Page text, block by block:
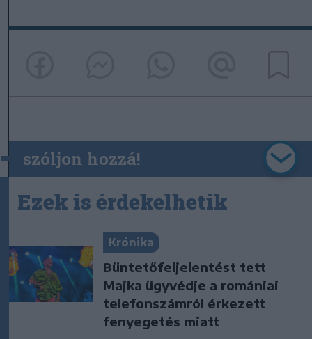
szóljon hozzá!
Ezek is érdekelhetik
Krónika
Büntetőfeljelentést tett
Majka ügyvédje a romániai
telefonszámról érkezett
fenyegetés miatt